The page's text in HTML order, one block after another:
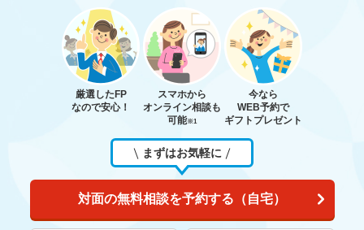
厳選したFP
なので安心！
スマホから
オンライン相談も
可能※1
今なら
WEB予約で
ギフトプレゼント
まずはお気軽に
対面の無料相談を予約する（自宅）